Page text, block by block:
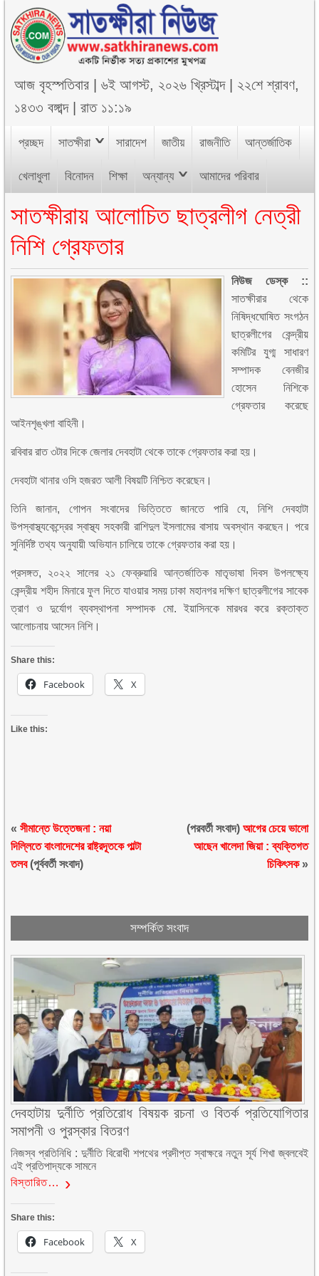
আজবৃহস্পতিবার |৬ই আগস্ট, ২০২৬ খ্রিস্টাব্দ| ২২শে শ্রাবণ,
১৪৩৩ বঙ্গাব্দ|রাত ১১:১৯
প্রচ্ছদ সাতক্ষীরা সারাদেশ জাতীয় রাজনীতি আন্তর্জাতিক
খেলাধুলা বিনোদন শিক্ষা অন্যান্য আমাদের পরিবার
সাতক্ষীরায় আলোচিত ছাত্রলীগ নেত্রী
নিশি গ্রেফতার
নিউজ ডেস্ক ::
সাতক্ষীরার থেকে
নিষিদ্ধঘোষিত সংগঠন
ছাত্রলীগের কেন্দ্রীয়
কমিটির যুগ্ম সাধারণ
সম্পাদক বেনজীর
হোসেন নিশিকে
গ্রেফতার করেছে
আইনশৃঙ্খলা বাহিনী।
রবিবার রাত ৩টার দিকে জেলার দেবহাটা থেকে তাকে গ্রেফতার করা হয়।
দেবহাটা থানার ওসি হজরত আলী বিষয়টি নিশ্চিত করেছেন।
তিনি জানান, গোপন সংবাদের ভিত্তিতে জানতে পারি যে, নিশি দেবহাটা
উপস্বাস্থ্যকেন্দ্রের স্বাস্থ্য সহকারী রাশিদুল ইসলামের বাসায় অবস্থান করছেন। পরে
সুনির্দিষ্ট তথ্য অনুযায়ী অভিযান চালিয়ে তাকে গ্রেফতার করা হয়।
প্রসঙ্গত, ২০২২ সালের ২১ ফেব্রুয়ারি আন্তর্জাতিক মাতৃভাষা দিবস উপলক্ষ্যে
কেন্দ্রীয় শহীদ মিনারে ফুল দিতে যাওয়ার সময় ঢাকা মহানগর দক্ষিণ ছাত্রলীগের সাবেক
ত্রাণ ও দুর্যোগ ব্যবস্থাপনা সম্পাদক মো. ইয়াসিনকে মারধর করে রক্তাক্ত
আলোচনায় আসেন নিশি।
Share this:
Facebook X
Like this:
«সীমান্তে উত্তেজনা : নয়া
দিল্লিতে বাংলাদেশের রাষ্ট্রদূতকে পাল্টা
তলব(পূর্ববর্তী সংবাদ)
(পরবর্তী সংবাদ) আগের চেয়ে ভালো
আছেন খালেদা জিয়া : ব্যক্তিগত
চিকিৎসক»
সম্পর্কিত সংবাদ
দেবহাটায় দুর্নীতি প্রতিরোধ বিষয়ক রচনা ও বিতর্ক প্রতিযোগিতার
সমাপনী ও পুরস্কার বিতরণ
নিজস্ব প্রতিনিধি : দুর্নীতি বিরোধী শপথের প্রদীপ্ত স্বাক্ষরে নতুন সূর্য শিখা জ্বলবেই
এই প্রতিপাদ্যকে সামনে
বিস্তারিত…
Share this:
Facebook X